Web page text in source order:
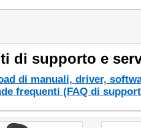
di supporto e
di manuali, driver,
frequenti (FAQ di